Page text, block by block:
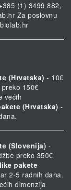
(1) 3499 882,
Za poslovnu
(Hrvatska) - 10€
150€
većih
(Hrvatska) -
(Slovenija) -
preko 350€
pakete
2-5 radnih dana.
dimenzija